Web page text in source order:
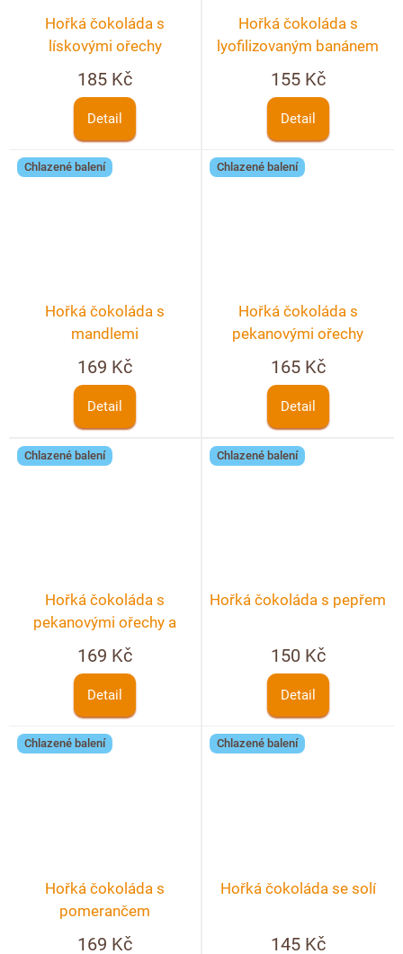
Hořká čokoláda s
lískovými ořechy
185 Kč
Detail
Hořká čokoláda s
lyofilizovaným banánem
155 Kč
Detail
Chlazené balení
Hořká čokoláda s
mandlemi
169 Kč
Detail
Chlazené balení
Hořká čokoláda s
pekanovými ořechy
165 Kč
Detail
Chlazené balení
Hořká čokoláda s
pekanovými ořechy a
jahodami
169 Kč
Detail
Chlazené balení
Hořká čokoláda s pepřem
150 Kč
Detail
Chlazené balení
Hořká čokoláda s
pomerančem
169 Kč
Chlazené balení
Hořká čokoláda se solí
145 Kč